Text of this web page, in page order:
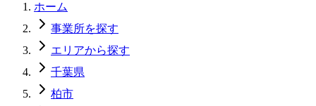
ホーム
事業所を探す
エリアから探す
千葉県
柏市